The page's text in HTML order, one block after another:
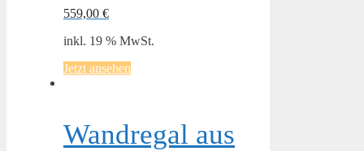
559,00 €
inkl. 19 % MwSt.
Jetzt ansehen
Wandregal aus